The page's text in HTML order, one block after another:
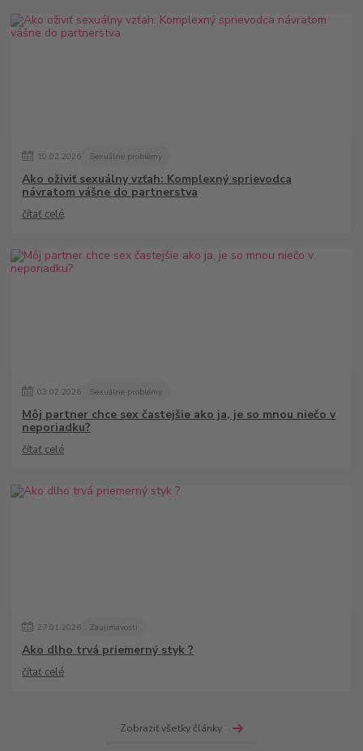
10.02.2026 Sexuálne problémy
Ako oživiť sexuálny vzťah: Komplexný sprievodca
návratom vášne do partnerstva
čítať celé
03.02.2026 Sexuálne problémy
Môj partner chce sex častejšie ako ja, je so mnou niečo v
neporiadku?
čítať celé
27.01.2026 Zaujímavosti
Ako dlho trvá priemerný styk ?
čítať celé
Zobraziť všetky články